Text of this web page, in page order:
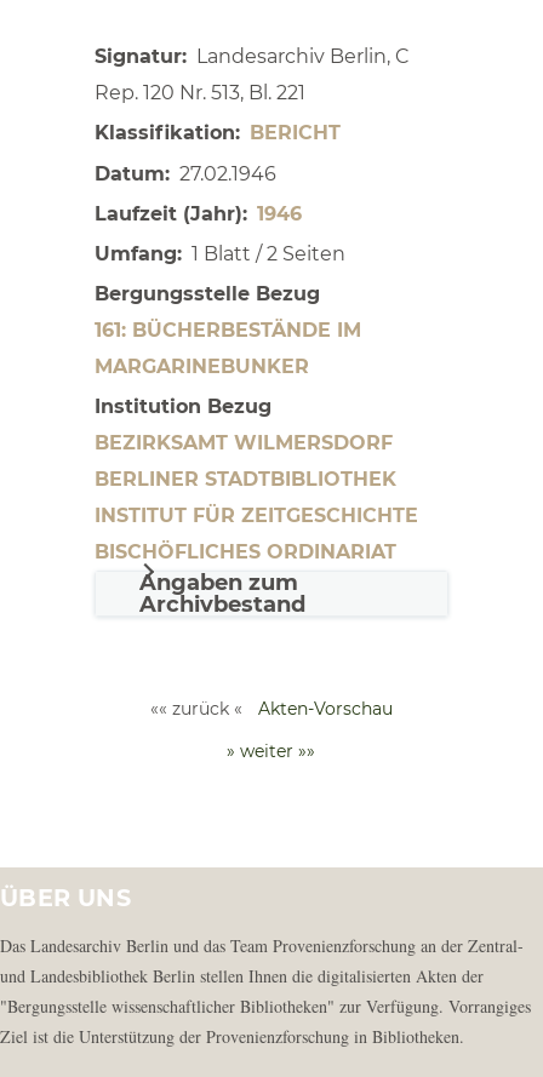
Signatur
Landesarchiv Berlin, C
Rep. 120 Nr. 513, Bl. 221
Klassifikation
BERICHT
Datum
27.02.1946
Laufzeit (Jahr)
1946
Umfang
1 Blatt / 2 Seiten
Bergungsstelle Bezug
161: BÜCHERBESTÄNDE IM
MARGARINEBUNKER
Institution Bezug
BEZIRKSAMT WILMERSDORF
BERLINER STADTBIBLIOTHEK
INSTITUT FÜR ZEITGESCHICHTE
BISCHÖFLICHES ORDINARIAT
Angaben zum
Archivbestand
«« zurück «
Akten-Vorschau
» weiter »»
ÜBER UNS
Das Landesarchiv Berlin und das Team Provenienzforschung an der Zentral-
und Landesbibliothek Berlin stellen Ihnen die digitalisierten Akten der
"Bergungsstelle wissenschaftlicher Bibliotheken" zur Verfügung. Vorrangiges
Ziel ist die Unterstützung der Provenienzforschung in Bibliotheken.